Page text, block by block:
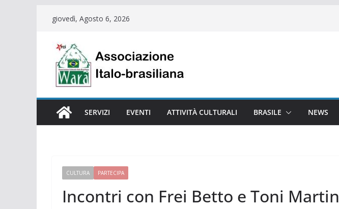
contenuto
giovedì, Agosto 6, 2026
SERVIZI EVENTI ATTIVITÀ CULTURALI BRASILE NEWS
CULTURA PARTECIPA
Incontri con Frei Betto e Toni Martin